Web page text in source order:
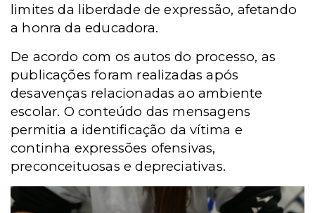
limites da liberdade de expressão, afetando
a honra da educadora.
De acordo com os autos do processo, as
publicações foram realizadas após
desavenças relacionadas ao ambiente
escolar. O conteúdo das mensagens
permitia a identificação da vítima e
continha expressões ofensivas,
preconceituosas e depreciativas.